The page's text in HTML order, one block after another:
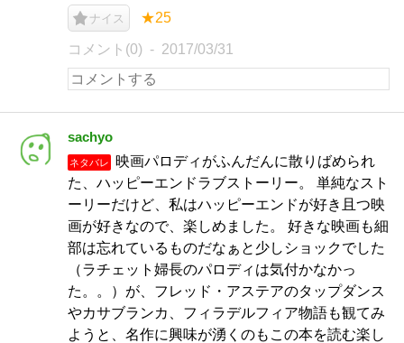
ナイス ★25
コメント(0) 2017/03/31
sachyo
ネタバレ
映画パロディがふんだんに散りばめられ
た、ハッピーエンドラブストーリー。 単純なスト
ーリーだけど、私はハッピーエンドが好き且つ映
画が好きなので、楽しめました。 好きな映画も細
部は忘れているものだなぁと少しショックでした
（ラチェット婦長のパロディは気付かなかっ
た。。）が、フレッド・アステアのタップダンス
やカサブランカ、フィラデルフィア物語も観てみ
ようと、名作に興味が湧くのもこの本を読む楽し